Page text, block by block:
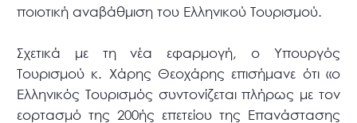
ποιοτική αναβάθμιση του Ελληνικού Τουρισμού.
Σχετικά με τη νέα εφαρμογή, ο Υπουργός
Τουρισμού κ. Χάρης Θεοχάρης επισήμανε ότι «ο
Ελληνικός Τουρισμός συντονίζεται πλήρως με τον
εορτασμό της 200ής επετείου της Επανάστασης